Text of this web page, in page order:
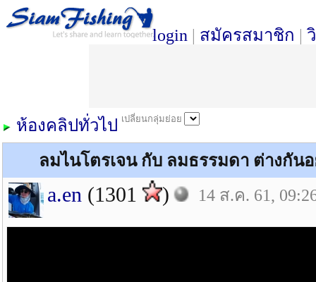
login | สมัครสมาชิก |
เปลี่ยนกลุ่มย่อย
ห้องคลิปทั่วไป
ลมไนโตรเจน กับ ลมธรรมดา ต่างกัน
a.en (1301 ) 14 ส.ค. 61,